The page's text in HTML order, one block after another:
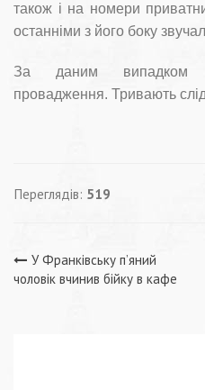
також і на номери
останніми з його боку
За даним випадком
провадження. Тривають
Переглядів: 519
Навігація
У Франківську п’яний
чоловік вчинив бійку в кафе